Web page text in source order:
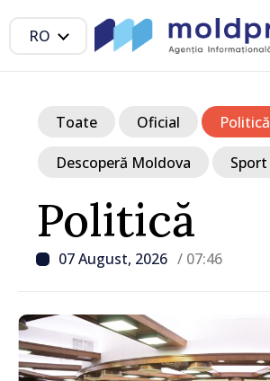
RO
Politică
07 August, 2026 / 07:46
Toate Oficial Politică
Descoperă Moldova Sport